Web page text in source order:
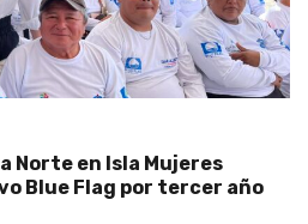
Norte en Isla Mujeres
Blue Flag por tercer año